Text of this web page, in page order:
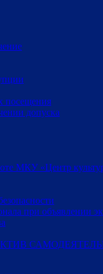
посещения
допуска
МКУ «Центр
при объявлении